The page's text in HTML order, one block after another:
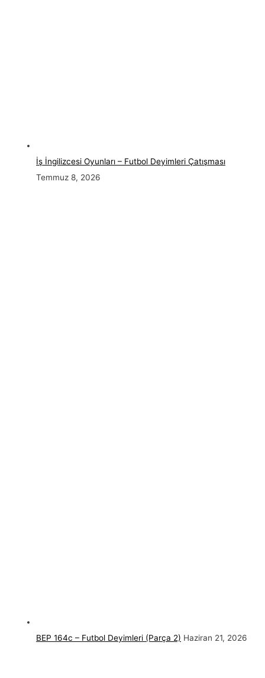
İş İngilizcesi Oyunları – Futbol Deyimleri Çatışması
Temmuz 8, 2026
BEP 164c – Futbol Deyimleri (Parça 2) Haziran 21, 2026